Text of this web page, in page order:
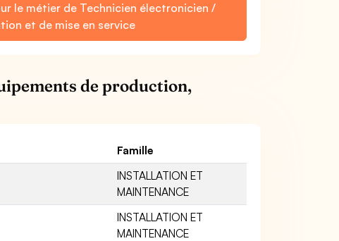
le métier de Technicien électronicien /
et de mise en service
de production,
Famille
INSTALLATION ET
MAINTENANCE
INSTALLATION ET
MAINTENANCE